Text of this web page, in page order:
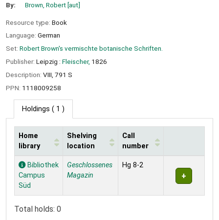
By: Brown, Robert[aut]
Resource type: Book
Language: German
Set: Robert Brown's vermischte botanische Schriften.
Publisher: Leipzig : Fleischer, 1826
Description: VIII, 791 S
PPN: 1118009258
Holdings ( 1 )
Holdings
Home
library
Shelving
location
Call
number
Bibliothek
Campus
Süd
Geschlossenes
Magazin
Hg 8-2
Total holds: 0